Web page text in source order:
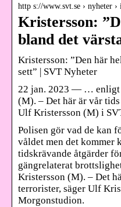
http s://www.svt.se › nyheter
Kristersson:
bland det
Kristersson: ”Den här
sett” | SVT Nyheter
22 jan. 2023 — … enligt
(M). – Det här är vår
Ulf Kristersson (M) i
Polisen gör vad de kan
våldet men det kommer
tidskrävande åtgärder
gängrelaterat
Kristersson (M). – Det
terrorister, säger Ulf
Morgonstudion.